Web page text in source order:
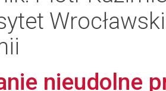
nieudolne